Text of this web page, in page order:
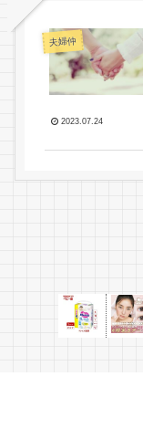
夫婦仲
2023.07.24